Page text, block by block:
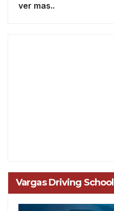
ver mas..
Vargas Driving School